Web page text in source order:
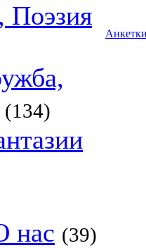
Поэзия
(134)
нас (39)